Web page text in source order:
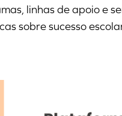
linhas de apoio e
sobre sucesso